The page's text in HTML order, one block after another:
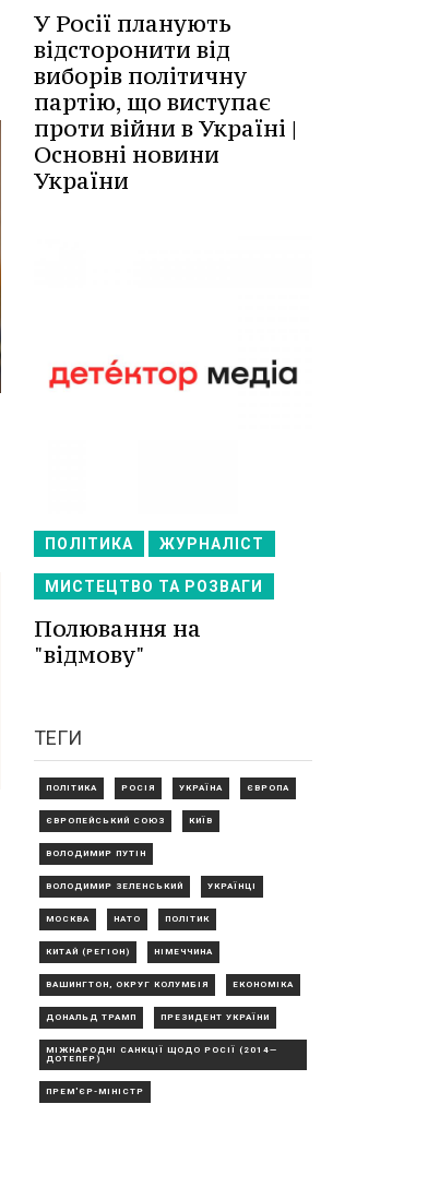
У Росії планують
відсторонити від
виборів політичну
партію, що виступає
проти війни в Україні |
Основні новини
України
ПОЛІТИКА ЖУРНАЛІСТ
МИСТЕЦТВО ТА РОЗВАГИ
Полювання на
"відмову"
ТЕГИ
ПОЛІТИКА РОСІЯ УКРАЇНА ЄВРОПА
ЄВРОПЕЙСЬКИЙ СОЮЗ КИЇВ
ВОЛОДИМИР ПУТІН
ВОЛОДИМИР ЗЕЛЕНСЬКИЙ УКРАЇНЦІ
МОСКВА НАТО ПОЛІТИК
КИТАЙ (РЕГІОН) НІМЕЧЧИНА
ВАШИНГТОН, ОКРУГ КОЛУМБІЯ ЕКОНОМІКА
ДОНАЛЬД ТРАМП ПРЕЗИДЕНТ УКРАЇНИ
МІЖНАРОДНІ САНКЦІЇ ЩОДО РОСІЇ (2014—
ДОТЕПЕР)
ПРЕМ'ЄР-МІНІСТР